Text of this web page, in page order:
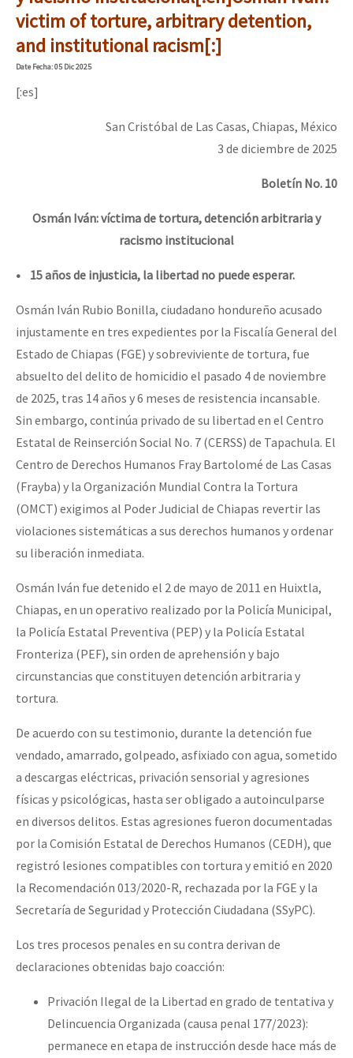
Mundo
EZLN
La Sexta
AutonomÍa y Resistencia
Mujeres
ETIQUETAS
MULTIMEDIA
Audio
Fotorreportaje
Video
Semillero Guerra contra la Humanidad. (Las poblaciones y
la naturaleza bajo asedio)
Libros para descargar
Medios Libres
Eventos
Contacto
Dia 2 do Encontro “Guerra contra a Humanidad”
Dia 1: Encontro “Guerra contra a Humanidade”
Se o México sabe, que o mundo saiba! Nossas lutas pela
[25 abr – CDMX] Tokín por el CNI: 30 años de Resistencia y
victim of torture, arbitrary detention,
and institutional racism[:]
DateFecha: 05 Dic 2025
[:es]
San Cristóbal de Las Casas, Chiapas, México
3 de diciembre de 2025
Boletín No. 10
Osmán Iván: víctima de tortura, detención arbitraria y
racismo institucional
• 15 años de injusticia, la libertad no puede esperar.
Osmán Iván Rubio Bonilla, ciudadano hondureño acusado
injustamente en tres expedientes por la Fiscalía General del
Estado de Chiapas (FGE) y sobreviviente de tortura, fue
absuelto del delito de homicidio el pasado 4 de noviembre
de 2025, tras 14 años y 6 meses de resistencia incansable.
Sin embargo, continúa privado de su libertad en el Centro
Estatal de Reinserción Social No. 7 (CERSS) de Tapachula. El
Centro de Derechos Humanos Fray Bartolomé de Las Casas
(Frayba) y la Organización Mundial Contra la Tortura
(OMCT) exigimos al Poder Judicial de Chiapas revertir las
violaciones sistemáticas a sus derechos humanos y ordenar
su liberación inmediata.
Osmán Iván fue detenido el 2 de mayo de 2011 en Huixtla,
Chiapas, en un operativo realizado por la Policía Municipal,
la Policía Estatal Preventiva (PEP) y la Policía Estatal
Fronteriza (PEF), sin orden de aprehensión y bajo
circunstancias que constituyen detención arbitraria y
tortura.
De acuerdo con su testimonio, durante la detención fue
vendado, amarrado, golpeado, asfixiado con agua, sometido
a descargas eléctricas, privación sensorial y agresiones
físicas y psicológicas, hasta ser obligado a autoinculparse
en diversos delitos. Estas agresiones fueron documentadas
por la Comisión Estatal de Derechos Humanos (CEDH), que
registró lesiones compatibles con tortura y emitió en 2020
la Recomendación 013/2020-R, rechazada por la FGE y la
Secretaría de Seguridad y Protección Ciudadana (SSyPC).
Los tres procesos penales en su contra derivan de
declaraciones obtenidas bajo coacción:
Privación Ilegal de la Libertad en grado de tentativa y
Delincuencia Organizada (causa penal 177/2023):
permanece en etapa de instrucción desde hace más de